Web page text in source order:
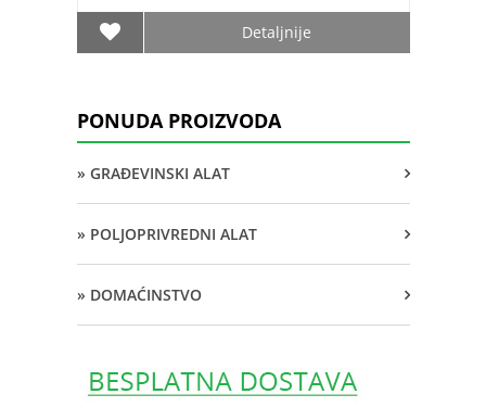
Detaljnije
PONUDA PROIZVODA
» GRAĐEVINSKI ALAT
» POLJOPRIVREDNI ALAT
» DOMAĆINSTVO